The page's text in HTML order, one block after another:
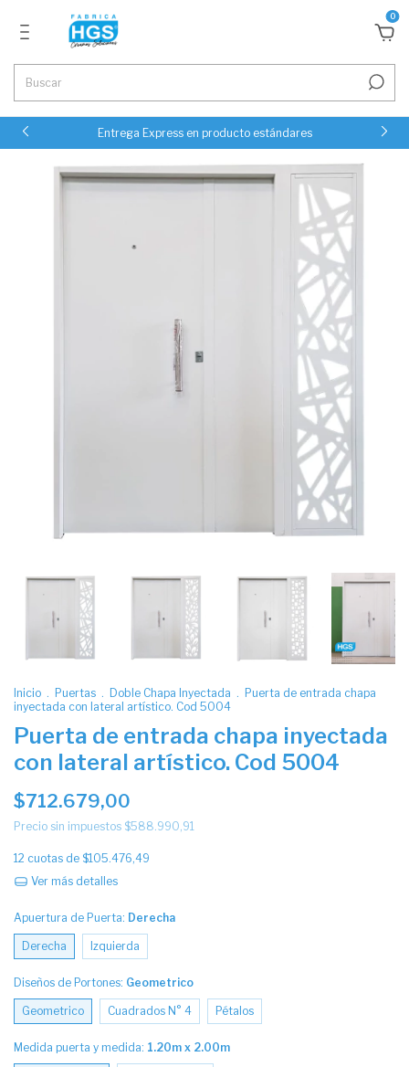
0
Entrega Express en producto estándares
Inicio . Puertas . Doble Chapa Inyectada . Puerta de entrada chapa
inyectada con lateral artístico. Cod 5004
Puerta de entrada chapa inyectada
con lateral artístico. Cod 5004
$712.679,00
Precio sin impuestos $588.990,91
12 cuotas de $105.476,49
Ver más detalles
Apuertura de Puerta: Derecha
Derecha Izquierda
Diseños de Portones: Geometrico
Geometrico Cuadrados N° 4 Pétalos
Medida puerta y medida: 1.20m x 2.00m